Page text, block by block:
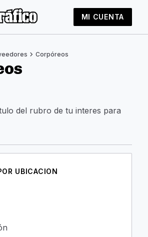
MI CUENTA
chevron_right Corpóreos
del rubro de tu interes para
UBICACION